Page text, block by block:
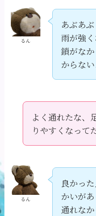
るん
あぶあ
雨が強
鎖がな
からない
よく通れたな、
りやすくなって
るん
良かっ
かいが
通れな